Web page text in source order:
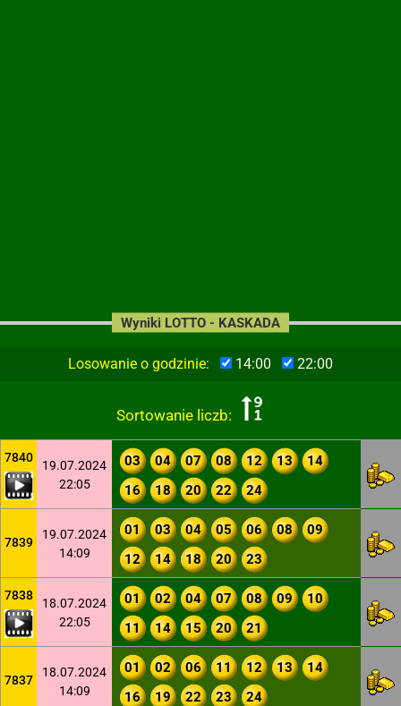
Losowanie o godzinie: 14:00 22:00
Sortowanie liczb:
Wyniki LOTTO - KASKADA
7840
19.07.2024
22:05
03 04 07 08 12 13
14
16
18 20 22 24
7839
19.07.2024
14:09
01 03 04 05 06 08
09
12
14 18 20 23
7838
18.07.2024
22:05
01 02 04 07 08 09
10
11
14 15 20 21
7837
18.07.2024
14:09
01 02 06 11 12 13
14
16
19 22 23 24